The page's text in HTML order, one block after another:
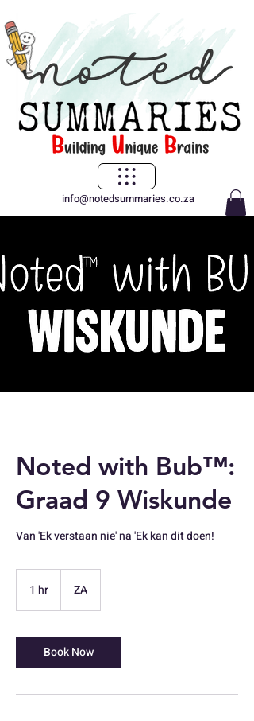
info@notedsummaries.co.za
Noted with Bub™:
Graad 9 Wiskunde
Van 'Ek verstaan nie' na 'Ek kan dit doen!
1 hr ZA
Book Now